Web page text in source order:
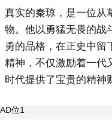
真实的秦琼，是一位从
物。他以勇猛无畏的战
勇的品格，在正史中留
精神，不仅激励着一代
时代提供了宝贵的精神
AD位1